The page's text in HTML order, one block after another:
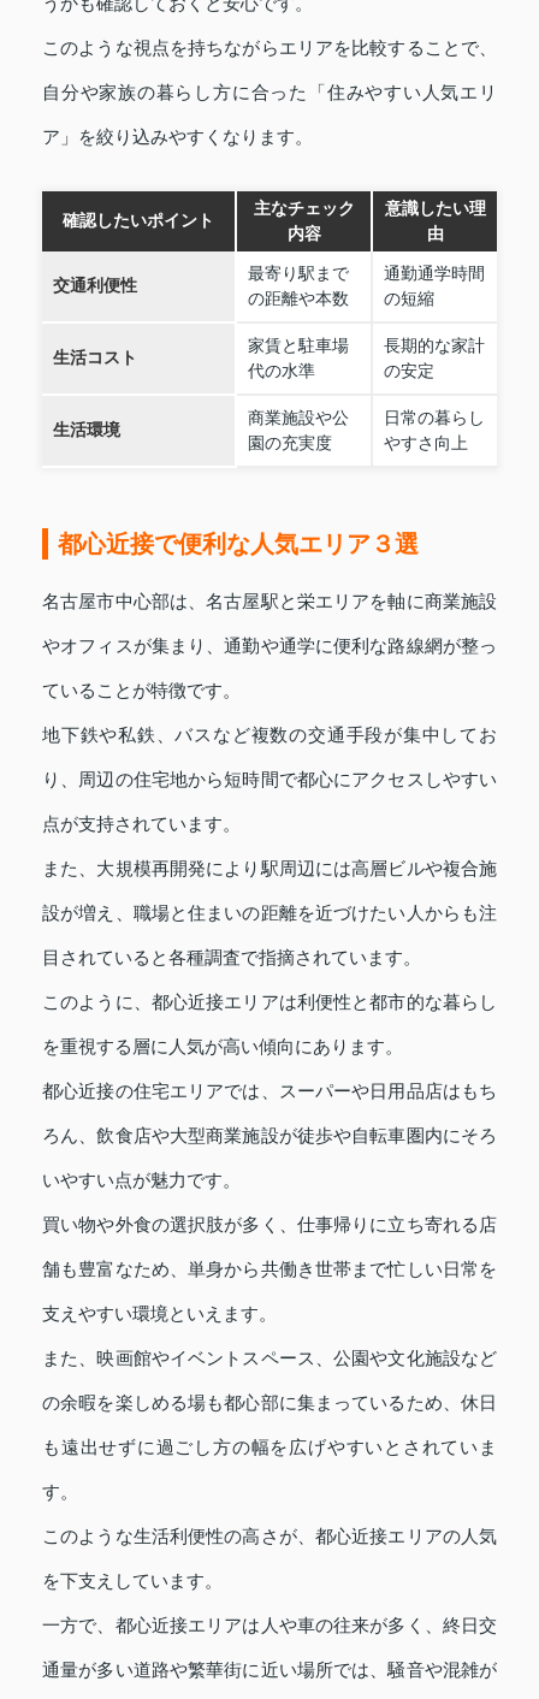
このような視点を持ちながらエリアを比較することで、
自分や家族の暮らし方に合った「住みやすい人気エリ
ア」を絞り込みやすくなります。
確認したいポイント
主なチェック
内容
意識したい理
由
交通利便性
最寄り駅まで
の距離や本数
通勤通学時間
の短縮
生活コスト
家賃と駐車場
代の水準
長期的な家計
の安定
生活環境
商業施設や公
園の充実度
日常の暮らし
やすさ向上
都心近接で便利な人気エリア３選
名古屋市中心部は、名古屋駅と栄エリアを軸に商業施設
やオフィスが集まり、通勤や通学に便利な路線網が整っ
ていることが特徴です。
地下鉄や私鉄、バスなど複数の交通手段が集中してお
り、周辺の住宅地から短時間で都心にアクセスしやすい
点が支持されています。
また、大規模再開発により駅周辺には高層ビルや複合施
設が増え、職場と住まいの距離を近づけたい人からも注
目されていると各種調査で指摘されています。
このように、都心近接エリアは利便性と都市的な暮らし
を重視する層に人気が高い傾向にあります。
都心近接の住宅エリアでは、スーパーや日用品店はもち
ろん、飲食店や大型商業施設が徒歩や自転車圏内にそろ
いやすい点が魅力です。
買い物や外食の選択肢が多く、仕事帰りに立ち寄れる店
舗も豊富なため、単身から共働き世帯まで忙しい日常を
支えやすい環境といえます。
また、映画館やイベントスペース、公園や文化施設など
の余暇を楽しめる場も都心部に集まっているため、休日
も遠出せずに過ごし方の幅を広げやすいとされていま
す。
このような生活利便性の高さが、都心近接エリアの人気
を下支えしています。
一方で、都心近接エリアは人や車の往来が多く、終日交
通量が多い道路や繁華街に近い場所では、騒音や混雑が